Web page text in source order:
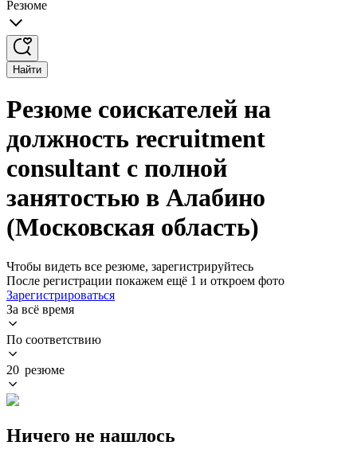
Резюме
Найти
Резюме соискателей на
должность recruitment
consultant с полной
занятостью в Алабино
(Московская область)
Чтобы видеть все резюме, зарегистрируйтесь
После регистрации покажем ещё 1 и откроем фото
Зарегистрироваться
За всё время
По соответствию
20 резюме
Ничего не нашлось